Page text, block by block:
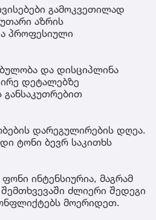
გამოკვეთილად
აზრის
პროფესიული
და დისციპლინა
დეტალებზე
დარეგულირების დღეა.
ტონი ბევრ საკითხს
ინტენსიურია, მაგრამ
ძლიერი შედეგი
მოერიდეთ.